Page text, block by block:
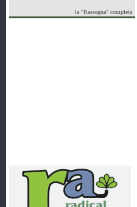
la "Rassegna" completa